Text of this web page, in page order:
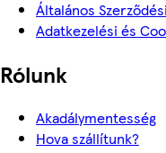
Általános
Adatkezelési és
Rólunk
Akadálymentesség
Hova szállítunk?